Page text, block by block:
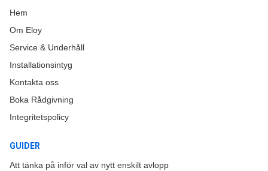
Hem
Om Eloy
Service & Underhåll
Installationsintyg
Kontakta oss
Boka Rådgivning
Integritetspolicy
GUIDER
Att tänka på inför val av nytt enskilt avlopp